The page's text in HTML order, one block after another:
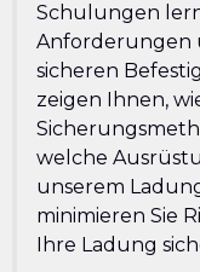
Schulungen
Anforderungen
sicheren
zeigen Ihnen,
welche
unserem
minimieren Sie
Ihre Ladung